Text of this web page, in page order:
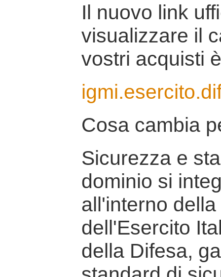
Il nuovo link
visualizzare il
vostri acquisti
Cosa cambia
Sicurezza e
dominio si
all'interno
dell'Esercito
della Difesa,